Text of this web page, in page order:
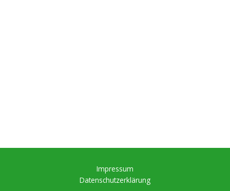
Impressum
Datenschutzerklärung